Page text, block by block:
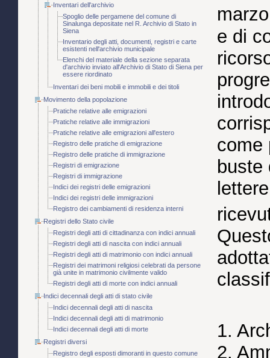
Inventari dell'archivio
Spoglio delle pergamene del comune di
Sinalunga depositate nel R. Archivio di Stato in
Siena
Inventario degli atti, documenti, registri e carte
esistenti nell'archivio municipale
Elenchi del materiale della sezione separata
d'archivio inviato all'Archivio di Stato di Siena per
essere riordinato
Inventari dei beni mobili e immobili e dei titoli
Movimento della popolazione
Pratiche relative alle emigrazioni
Pratiche relative alle immigrazioni
Pratiche relative alle emigrazioni all'estero
Registro delle pratiche di emigrazione
Registro delle pratiche di immigrazione
Registri di emigrazione
Registri di immigrazione
Indici dei registri delle emigrazioni
Indici dei registri delle immigrazioni
Registro dei cambiamenti di residenza interni
Registri dello Stato civile
Registri degli atti di cittadinanza con indici annuali
Registri degli atti di nascita con indici annuali
Registri degli atti di matrimonio con indici annuali
Registri dei matrimoni religiosi celebrati da persone
già unite in matrimonio civilmente valido
Registri degli atti di morte con indici annuali
Indici decennali degli atti di stato civile
Indici decennali degli atti di nascita
Indici decennali degli atti di matrimonio
Indici decennali degli atti di morte
Registri diversi
Registro degli esposti dimoranti in questo comune
e di
come
buste
1.
2.